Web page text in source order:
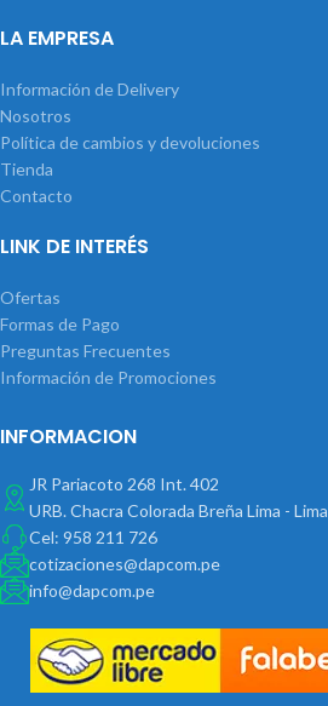
LA EMPRESA
Información de Delivery
Nosotros
Política de cambios y devoluciones
Tienda
Contacto
LINK DE INTERÉS
Ofertas
Formas de Pago
Preguntas Frecuentes
Información de Promociones
INFORMACION
JR Pariacoto 268 Int. 402
URB. Chacra Colorada Breña Lima - Lima
Cel: 958 211 726
cotizaciones@dapcom.pe
info@dapcom.pe